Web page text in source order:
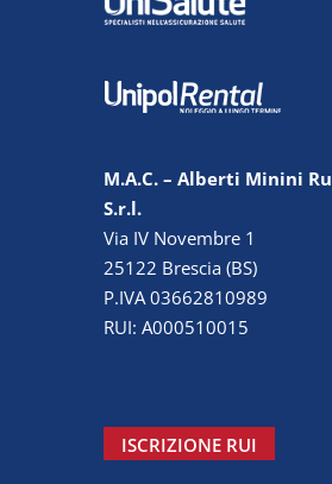
M.A.C. – Alberti Minini
S.r.l.
Via IV Novembre 1
25122 Brescia (BS)
P.IVA 03662810989
RUI: A000510015
ISCRIZIONE RUI